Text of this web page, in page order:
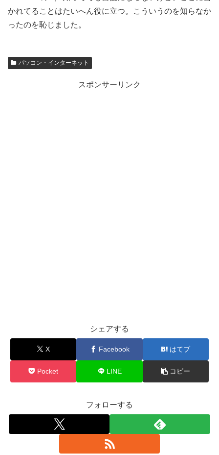
かれてることはたいへん役に立つ。こういうのを知らなか
ったのを恥じました。
パソコン・インターネット
スポンサーリンク
シェアする
X Facebook はてブ
Pocket LINE コピー
フォローする